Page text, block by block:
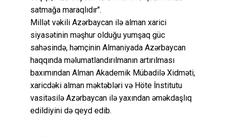
satmağa maraqlıdır".
Millət vəkili Azərbaycan ilə alman xarici
siyasətinin məşhur olduğu yumşaq güc
sahəsində, həmçinin Almaniyada Azərbaycan
haqqında məlumatlandırılmanın artırılması
baxımından Alman Akademik Mübadilə Xidməti,
xaricdəki alman məktəbləri və Höte İnstitutu
vasitəsilə Azərbaycan ilə yaxından əməkdaşlıq
edildiyini də qeyd edib.